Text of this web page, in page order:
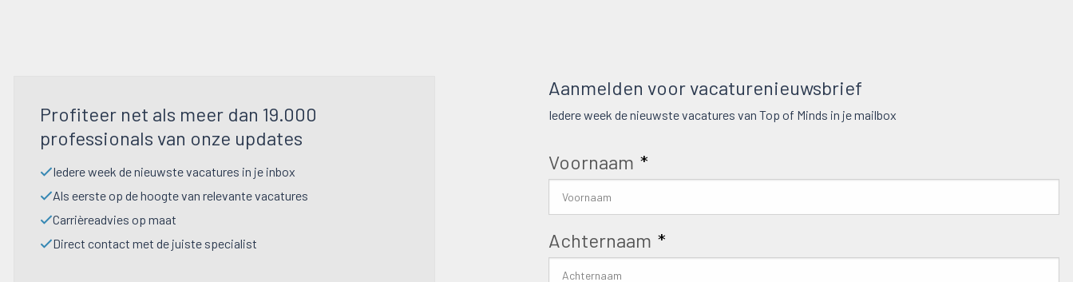
Profiteer net als meer dan 19.000
professionals van onze updates
Iedere week de nieuwste vacatures in je inbox
Als eerste op de hoogte van relevante vacatures
Carrièreadvies op maat
Direct contact met de juiste specialist
Aanmelden voor vacaturenieuwsbrief
Iedere week de nieuwste vacatures van Top of Minds in je mailbox
Voornaam *
Achternaam *